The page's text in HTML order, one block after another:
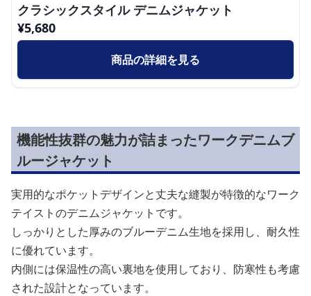
クラシックスタイル デニムジャケット
¥5,680
商品の詳細を見る
機能性抜群の魅力が詰まったワークデニムブ
ルージャケット
実用的なポケットデザインと丈夫な縫製が特徴的なワーク
テイストのデニムジャケットです。
しっかりとした厚みのブルーデニム生地を採用し、耐久性
に優れています。
内側には保温性の高い裏地を使用しており、防寒性も考慮
された設計となっています。